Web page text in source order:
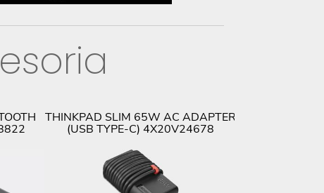
THINKPAD SLIM 65W AC ADAPTER
(USB TYPE-C) 4X20V24678